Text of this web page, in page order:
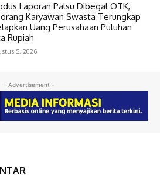
Laporan Palsu Dibegal OTK,
Karyawan Swasta Terungkap
Uang Perusahaan Puluhan
Rupiah
5, 2026
- Advertisement -